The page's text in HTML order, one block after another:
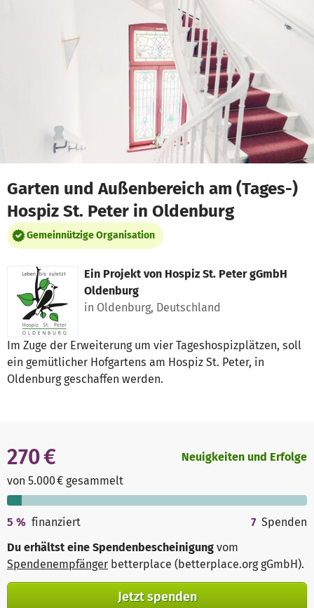
Erklärung zur Barrierefreiheit anzeigen
Garten und Außenbereich am (Tages-)
Hospiz St. Peter in Oldenburg
Gemeinnützige Organisation
Ein Projekt von Hospiz St. Peter gGmbH
Oldenburg
in Oldenburg, Deutschland
Im Zuge der Erweiterung um vier Tageshospizplätzen, soll
ein gemütlicher Hofgartens am Hospiz St. Peter, in
Oldenburg geschaffen werden.
270 €
von 5.000 € gesammelt
Neuigkeiten und Erfolge
5 % finanziert 7 Spenden
Du erhältst eine Spendenbescheinigung vom
Spendenempfänger betterplace (betterplace.org gGmbH).
Jetzt spenden